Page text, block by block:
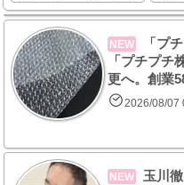
NEW
「プ
「プチプチ
更へ。創業
2026/08/07
NEW
玉川